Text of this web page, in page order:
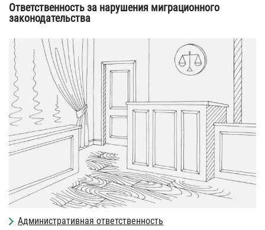
Ответственность за нарушения миграционного
законодательства
Административная ответственность